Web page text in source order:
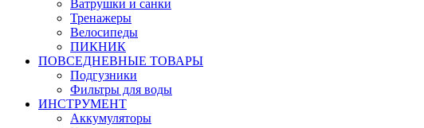
Ватрушки и санки
Тренажеры
Велосипеды
ПИКНИК
ПОВСЕДНЕВНЫЕ ТОВАРЫ
Подгузники
Фильтры для воды
ИНСТРУМЕНТ
Аккумуляторы